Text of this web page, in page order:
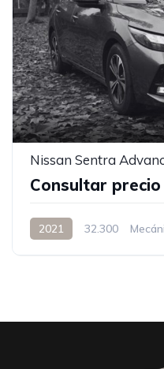
Nissan Sentra
Consultar precio
2021 32.300